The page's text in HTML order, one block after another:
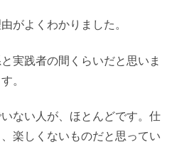
がよくわかりました。
実践者の間くらいだと思いま
。
ない人が、ほとんどです。仕
楽しくないものだと思ってい